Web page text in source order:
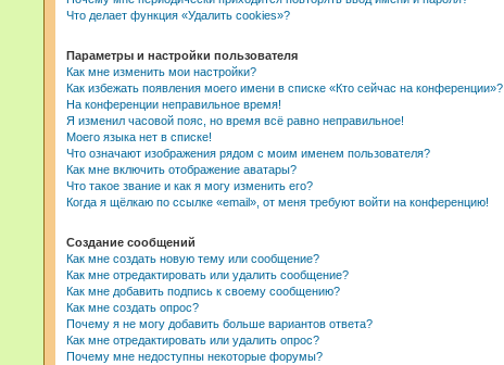
Что делает функция «Удалить cookies»?
Параметры и настройки пользователя
Как мне изменить мои настройки?
Как избежать появления моего имени в списке «Кто сейчас на конференции»?
На конференции неправильное время!
Я изменил часовой пояс, но время всё равно неправильное!
Моего языка нет в списке!
Что означают изображения рядом с моим именем пользователя?
Как мне включить отображение аватары?
Что такое звание и как я могу изменить его?
Когда я щёлкаю по ссылке «email», от меня требуют войти на конференцию!
Создание сообщений
Как мне создать новую тему или сообщение?
Как мне отредактировать или удалить сообщение?
Как мне добавить подпись к своему сообщению?
Как мне создать опрос?
Почему я не могу добавить больше вариантов ответа?
Как мне отредактировать или удалить опрос?
Почему мне недоступны некоторые форумы?